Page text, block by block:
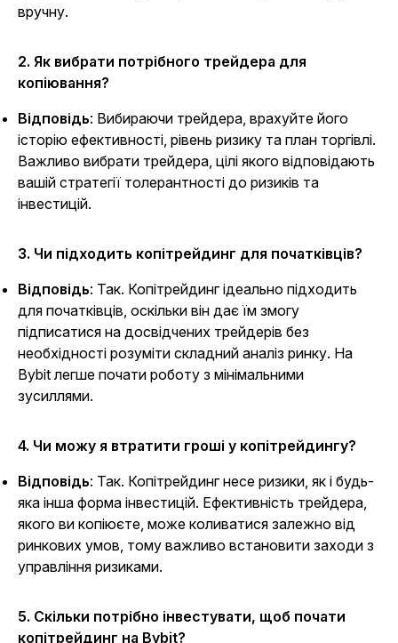
вручну.
2. Як вибрати потрібного трейдера для
копіювання?
Відповідь: Вибираючи трейдера, врахуйте його
історію ефективності, рівень ризику та план торгівлі.
Важливо вибрати трейдера, цілі якого відповідають
вашій стратегії толерантності до ризиків та
інвестицій.
3. Чи підходить копітрейдинг для початківців?
Відповідь: Так. Копітрейдинг ідеально підходить
для початківців, оскільки він дає їм змогу
підписатися на досвідчених трейдерів без
необхідності розуміти складний аналіз ринку. На
Bybit легше почати роботу з мінімальними
зусиллями.
4. Чи можу я втратити гроші у копітрейдингу?
Відповідь: Так. Копітрейдинг несе ризики, як і будь-
яка інша форма інвестицій. Ефективність трейдера,
якого ви копіюєте, може коливатися залежно від
ринкових умов, тому важливо встановити заходи з
управління ризиками.
5. Скільки потрібно інвестувати, щоб почати
копітрейдинг на Bybit?